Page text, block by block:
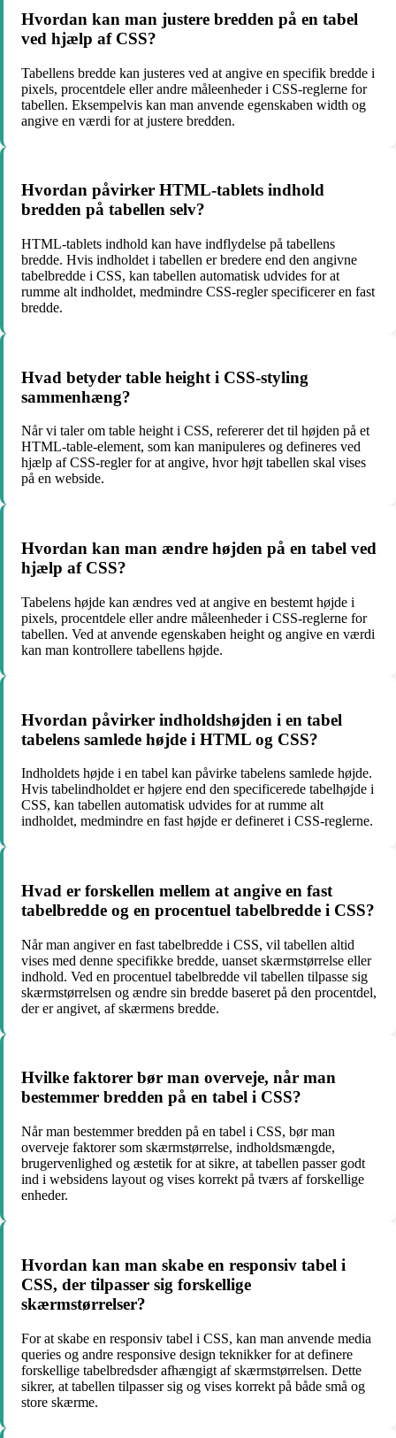
Hvordan kan man justere bredden på en tabel
ved hjælp af CSS?
Tabellens bredde kan justeres ved at angive en specifik bredde i
pixels, procentdele eller andre måleenheder i CSS-reglerne for
tabellen. Eksempelvis kan man anvende egenskaben width og
angive en værdi for at justere bredden.
Hvordan påvirker HTML-tablets indhold
bredden på tabellen selv?
HTML-tablets indhold kan have indflydelse på tabellens
bredde. Hvis indholdet i tabellen er bredere end den angivne
tabelbredde i CSS, kan tabellen automatisk udvides for at
rumme alt indholdet, medmindre CSS-regler specificerer en fast
bredde.
Hvad betyder table height i CSS-styling
sammenhæng?
Når vi taler om table height i CSS, refererer det til højden på et
HTML-table-element, som kan manipuleres og defineres ved
hjælp af CSS-regler for at angive, hvor højt tabellen skal vises
på en webside.
Hvordan kan man ændre højden på en tabel ved
hjælp af CSS?
Tabelens højde kan ændres ved at angive en bestemt højde i
pixels, procentdele eller andre måleenheder i CSS-reglerne for
tabellen. Ved at anvende egenskaben height og angive en værdi
kan man kontrollere tabellens højde.
Hvordan påvirker indholdshøjden i en tabel
tabelens samlede højde i HTML og CSS?
Indholdets højde i en tabel kan påvirke tabelens samlede højde.
Hvis tabelindholdet er højere end den specificerede tabelhøjde i
CSS, kan tabellen automatisk udvides for at rumme alt
indholdet, medmindre en fast højde er defineret i CSS-reglerne.
Hvad er forskellen mellem at angive en fast
tabelbredde og en procentuel tabelbredde i CSS?
Når man angiver en fast tabelbredde i CSS, vil tabellen altid
vises med denne specifikke bredde, uanset skærmstørrelse eller
indhold. Ved en procentuel tabelbredde vil tabellen tilpasse sig
skærmstørrelsen og ændre sin bredde baseret på den procentdel,
der er angivet, af skærmens bredde.
Hvilke faktorer bør man overveje, når man
bestemmer bredden på en tabel i CSS?
Når man bestemmer bredden på en tabel i CSS, bør man
overveje faktorer som skærmstørrelse, indholdsmængde,
brugervenlighed og æstetik for at sikre, at tabellen passer godt
ind i websidens layout og vises korrekt på tværs af forskellige
enheder.
Hvordan kan man skabe en responsiv tabel i
CSS, der tilpasser sig forskellige
skærmstørrelser?
For at skabe en responsiv tabel i CSS, kan man anvende media
queries og andre responsive design teknikker for at definere
forskellige tabelbredsder afhængigt af skærmstørrelsen. Dette
sikrer, at tabellen tilpasser sig og vises korrekt på både små og
store skærme.